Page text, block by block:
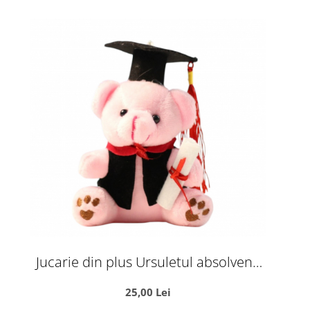
Jucarie din plus Ursuletul absolvent,
25,00 Lei